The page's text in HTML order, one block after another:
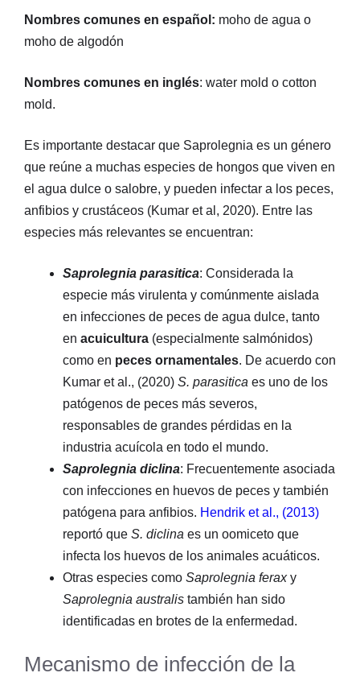
Nombres comunes en español: moho de agua o
moho de algodón
Nombres comunes en inglés: water mold o cotton
mold.
Es importante destacar que Saprolegnia es un género
que reúne a muchas especies de hongos que viven en
el agua dulce o salobre, y pueden infectar a los peces,
anfibios y crustáceos (Kumar et al, 2020). Entre las
especies más relevantes se encuentran:
Saprolegnia parasitica: Considerada la
especie más virulenta y comúnmente aislada
en infecciones de peces de agua dulce, tanto
en acuicultura (especialmente salmónidos)
como en peces ornamentales. De acuerdo con
Kumar et al., (2020) S. parasitica es uno de los
patógenos de peces más severos,
responsables de grandes pérdidas en la
industria acuícola en todo el mundo.
Saprolegnia diclina: Frecuentemente asociada
con infecciones en huevos de peces y también
patógena para anfibios. Hendrik et al., (2013)
reportó que S. diclina es un oomiceto que
infecta los huevos de los animales acuáticos.
Otras especies como Saprolegnia feraxy
Saprolegnia australis también han sido
identificadas en brotes de la enfermedad.
Mecanismo de infección de la